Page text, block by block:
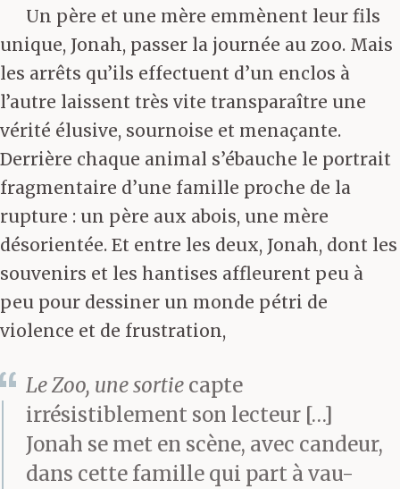
Un père et une mère emmènent leur fils
unique, Jonah, passer la journée au zoo. Mais
les arrêts qu’ils effectuent d’un enclos à
l’autre laissent très vite transparaître une
vérité élusive, sournoise et menaçante.
Derrière chaque animal s’ébauche le portrait
fragmentaire d’une famille proche de la
rupture : un père aux abois, une mère
désorientée. Et entre les deux, Jonah, dont les
souvenirs et les hantises affleurent peu à
peu pour dessiner un monde pétri de
violence et de frustration,
Le Zoo, une sortie capte
irrésistiblement son lecteur […]
Jonah se met en scène, avec candeur,
dans cette famille qui part à vau-